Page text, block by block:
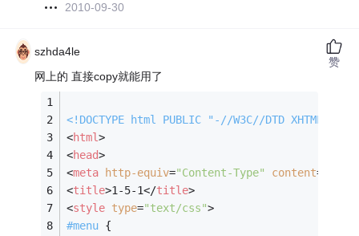
2010-09-30
szhda4le
网上的 直接copy就能用了
<!DOCTYPE html PUBLIC
"-//W3C//DTD XHTML
<html>
<head>
<meta http-equiv="Content-Type" content=
<title>1-5-1</title>
<style type="text/css">
#menu {
赞